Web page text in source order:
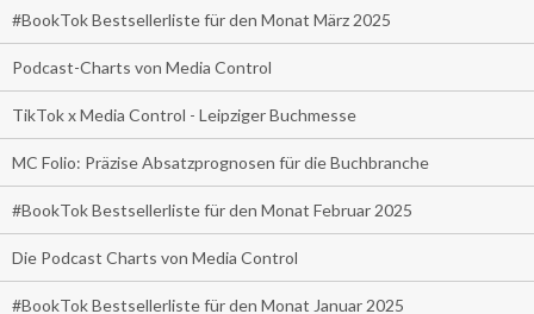
#BookTok Bestsellerliste für den Monat März 2025
Podcast-Charts von Media Control
TikTok x Media Control - Leipziger Buchmesse
MC Folio: Präzise Absatzprognosen für die Buchbranche
#BookTok Bestsellerliste für den Monat Februar 2025
Die Podcast Charts von Media Control
#BookTok Bestsellerliste für den Monat Januar 2025